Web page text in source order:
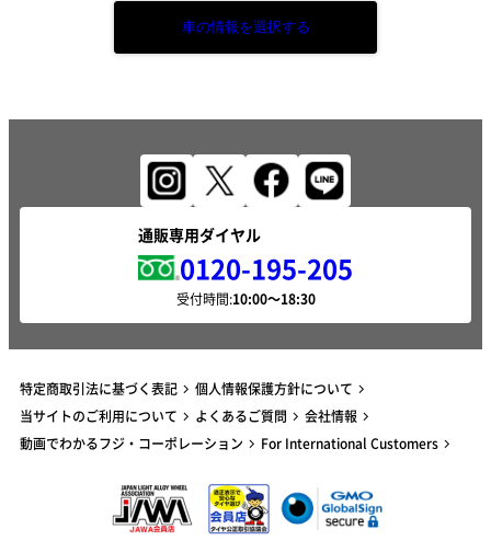
車の情報を選択する
通販専用ダイヤル
0120-195-205
受付時間:
特定商取引法に基づく表記
個人情報保護方針について
当サイトのご利用について
よくあるご質問
会社情報
動画でわかるフジ・コーポレーション
For International Customers